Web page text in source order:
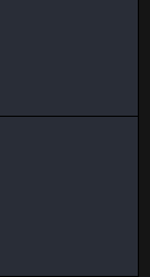
実は私、月
阿部乱丸です。
！！ 今回ブログ